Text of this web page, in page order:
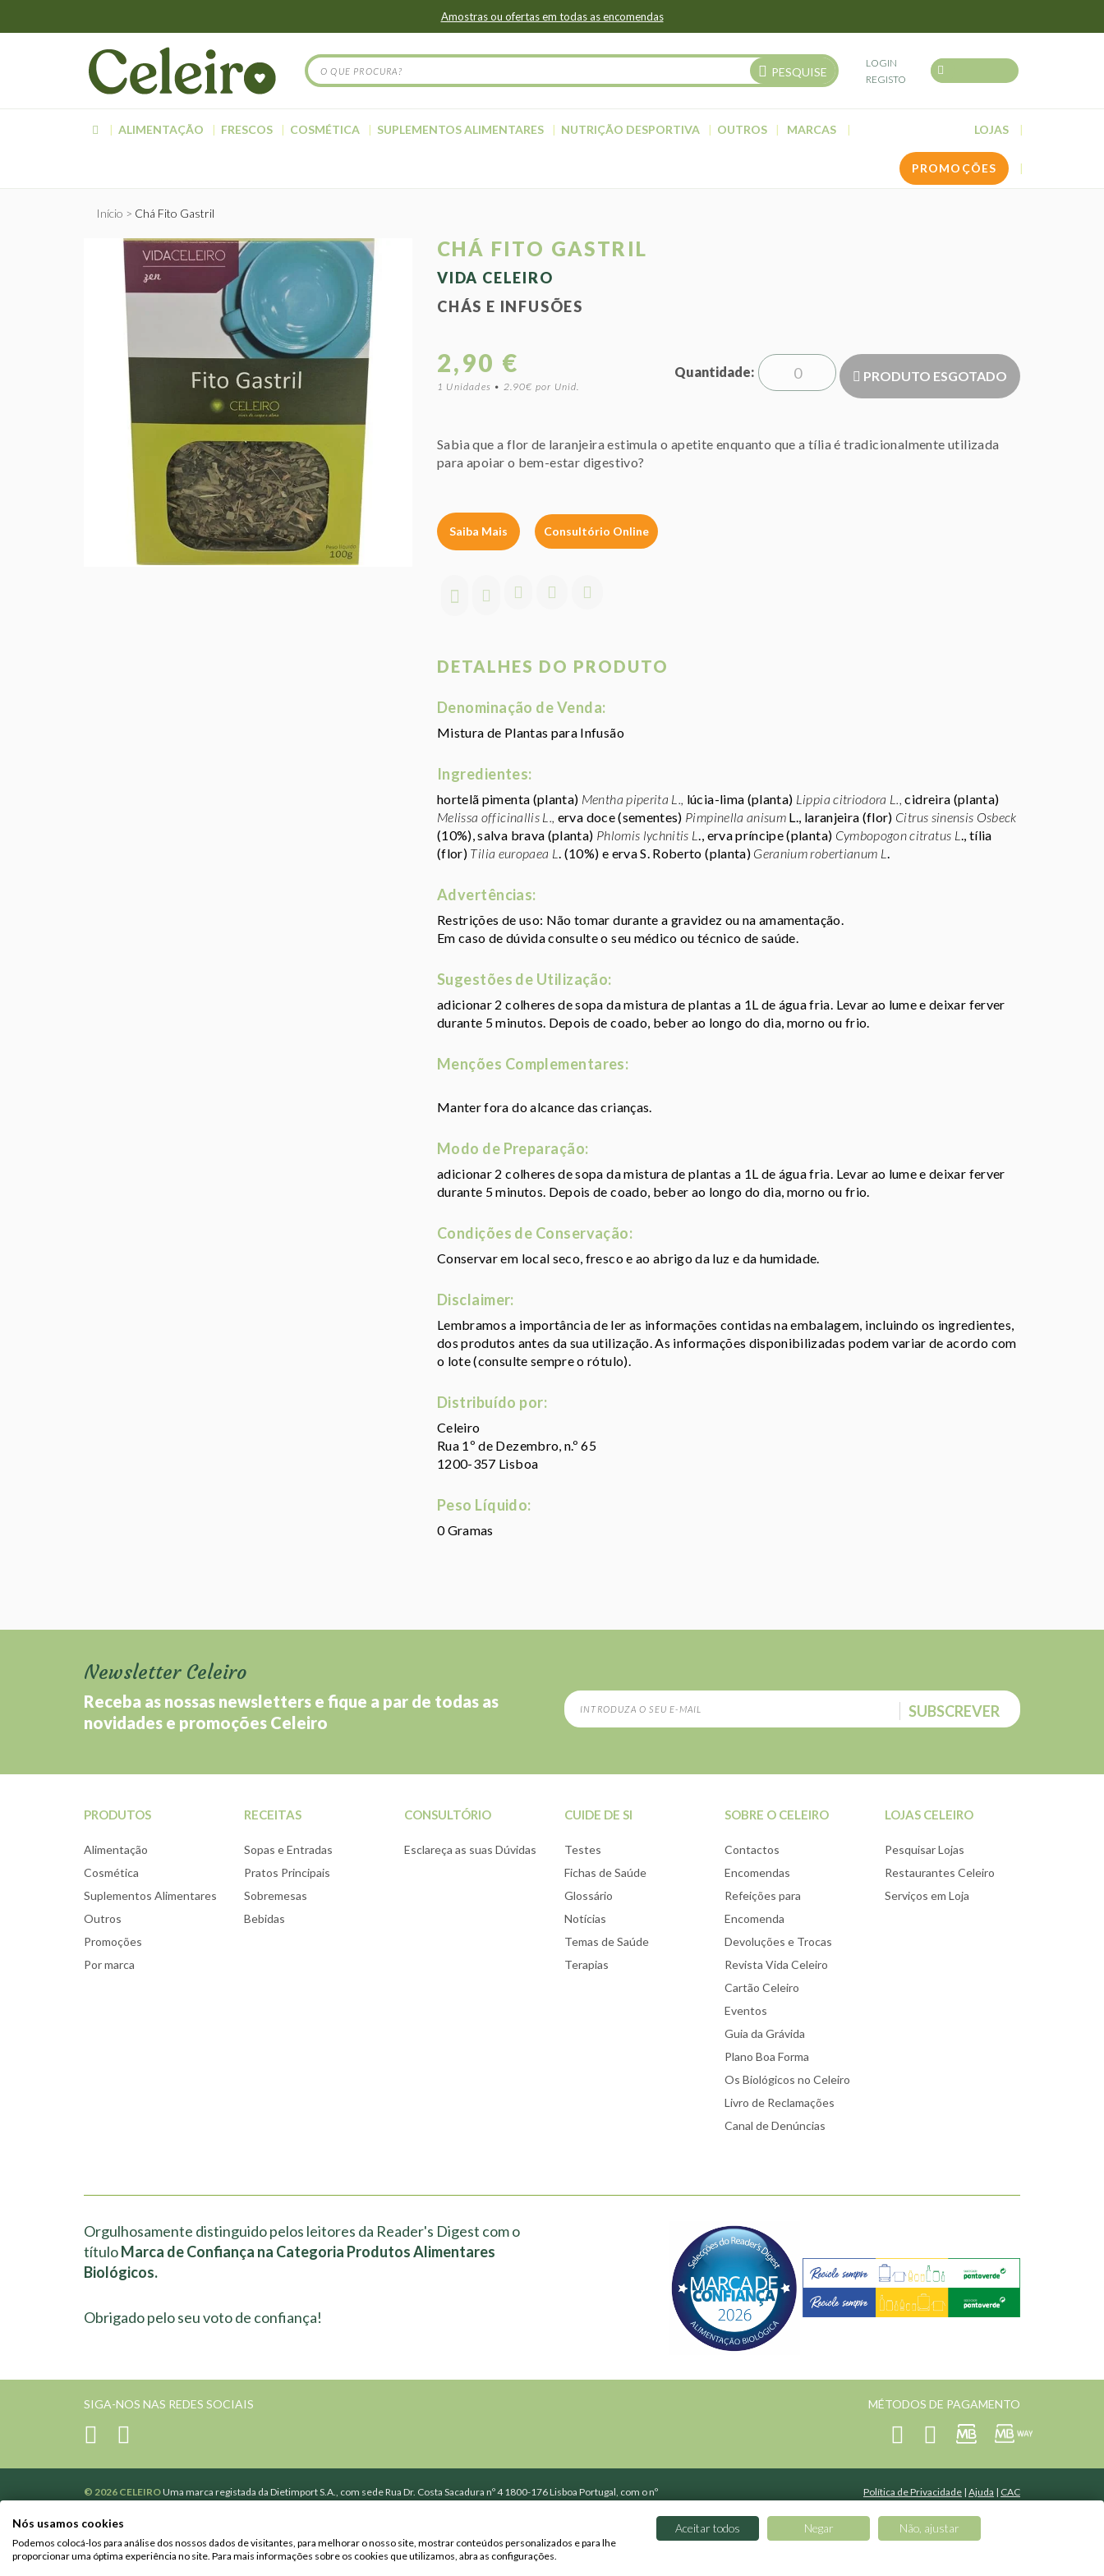
Amostras ou ofertas em todas as encomendas
PESQUISE
LOGIN
REGISTO
ALIMENTAÇÃO FRESCOS COSMÉTICA SUPLEMENTOS ALIMENTARES NUTRIÇÃO DESPORTIVA OUTROS MARCAS LOJAS
PROMOÇÕES
Início Chá Fito Gastril
CHÁ FITO GASTRIL
VIDA CELEIRO
CHÁS E INFUSÕES
2,90 €
1 Unidades • 2.90€ por Unid.
Quantidade PRODUTO ESGOTADO
Sabia que a flor de laranjeira estimula o apetite enquanto que a tília é tradicionalmente utilizada
para apoiar o bem-estar digestivo?
Saiba Mais Consultório Online
DETALHES DO PRODUTO
Denominação de Venda:
Mistura de Plantas para Infusão
Ingredientes:
hortelã pimenta (planta) Mentha piperita L., lúcia-lima (planta) Lippia citriodora L., cidreira (planta)
Melissa officinallis L., erva doce (sementes) Pimpinella anisum L., laranjeira (flor) Citrus sinensis Osbeck
(10%), salva brava (planta) Phlomis lychnitis L., erva príncipe (planta) Cymbopogon citratus L ., tília
(flor) Tilia europaea L. (10%) e erva S. Roberto (planta) Geranium robertianum L.
Advertências:
Restrições de uso: Não tomar durante a gravidez ou na amamentação.
Em caso de dúvida consulte o seu médico ou técnico de saúde.
Sugestões de Utilização:
adicionar 2 colheres de sopa da mistura de plantas a 1L de água fria. Levar ao lume e deixar ferver
durante 5 minutos. Depois de coado, beber ao longo do dia, morno ou frio.
Menções Complementares:
Manter fora do alcance das crianças.
Modo de Preparação:
adicionar 2 colheres de sopa da mistura de plantas a 1L de água fria. Levar ao lume e deixar ferver
durante 5 minutos. Depois de coado, beber ao longo do dia, morno ou frio.
Condições de Conservação:
Conservar em local seco, fresco e ao abrigo da luz e da humidade.
Disclaimer:
Lembramos a importância de ler as informações contidas na embalagem, incluindo os ingredientes,
dos produtos antes da sua utilização. As informações disponibilizadas podem variar de acordo com
o lote (consulte sempre o rótulo).
Distribuído por:
Celeiro
Rua 1º de Dezembro, n.º 65
1200-357 Lisboa
Peso Líquido:
0 Gramas
Newsletter Celeiro
Receba as nossas newsletters e fique a par de todas as
novidades e promoções Celeiro
SUBSCREVER
PRODUTOS
Alimentação
Cosmética
Suplementos Alimentares
Outros
Promoções
Por marca
RECEITAS
Sopas e Entradas
Pratos Principais
Sobremesas
Bebidas
CONSULTÓRIO
Esclareça as suas Dúvidas
CUIDE DE SI
Testes
Fichas de Saúde
Glossário
Notícias
Temas de Saúde
Terapias
SOBRE O CELEIRO
Contactos
Encomendas
Refeições para
Encomenda
Devoluções e Trocas
Revista Vida Celeiro
Cartão Celeiro
Eventos
Guia da Grávida
Plano Boa Forma
Os Biológicos no Celeiro
Livro de Reclamações
Canal de Denúncias
LOJAS CELEIRO
Pesquisar Lojas
Restaurantes Celeiro
Serviços em Loja
Orgulhosamente distinguido pelos leitores da Reader's Digest com o
títuloMarca de Confiança na Categoria Produtos Alimentares
Biológicos.
Obrigado pelo seu voto de confiança!
SIGA-NOS NAS REDES SOCIAIS MÉTODOS DE PAGAMENTO
© 2026 CELEIROUma marca registada da Dietimport S.A., com sede Rua Dr. Costa Sacadura nº 4 1800-176 Lisboa Portugal, com o nº
Poderá contactar-nos através do nosso
Os preços dos produtos apresentados em celeiro.pt podem ser diferentes dos preços válidos nas lojas físicas, por poderem apresentar
promoções diferentes ou exclusivas online.
Política de Privacidade | Ajuda | CAC
Nós usamos cookies
Podemos colocá-los para análise dos nossos dados de visitantes, para melhorar o nosso site, mostrar conteúdos personalizados e para lhe
proporcionar uma óptima experiência no site. Para mais informações sobre os cookies que utilizamos, abra as configurações.
Aceitar todos Negar Não, ajustar